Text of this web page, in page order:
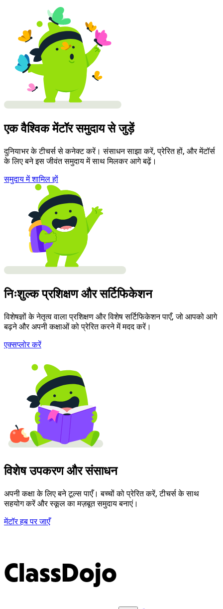
एक वैश्विक मेंटॉर समुदाय से जुड़ें
दुनियाभर के टीचर्स से कनेक्ट करें। संसाधन साझा करें, प्रेरित हों, और मेंटॉर्स
के लिए बने इस जीवंत समुदाय में साथ मिलकर आगे बढ़ें।
समुदाय में शामिल हों
निःशुल्क प्रशिक्षण और सर्टिफिकेशन
विशेषज्ञों के नेतृत्व वाला प्रशिक्षण और विशेष सर्टिफिकेशन पाएँ, जो आपको आगे
बढ़ने और अपनी कक्षाओं को प्रेरित करने में मदद करें।
एक्सप्लोर करें
विशेष उपकरण और संसाधन
अपनी कक्षा के लिए बने टूल्स पाएँ। बच्चों को प्रेरित करें, टीचर्स के साथ
सहयोग करें और स्कूल का मज़बूत समुदाय बनाएं।
मेंटॉर हब पर जाएँ
ClassDojo